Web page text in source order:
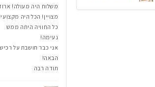
משלוח היה מעולה! ארוז
מצויין! הכל היה מקצועי!
כל החוויה היתה ממש
נעימה!
אני כבר חושבת על
הבאה!
תודה רבה